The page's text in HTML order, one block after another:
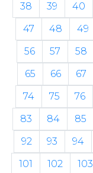
38
39 40
47
48 49
56
57 58
65
66 67
74
75 76
83
84 85
92
93 94
101
102 103